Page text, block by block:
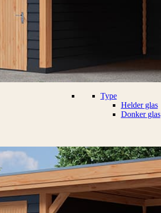
Type
Helder glas
Donker glas